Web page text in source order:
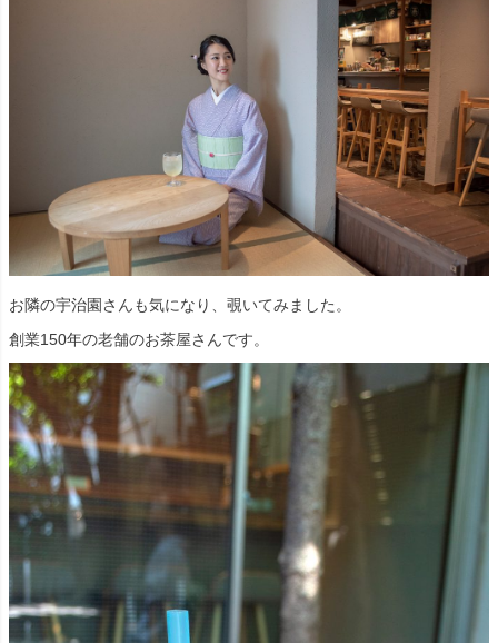
お隣の宇治園さんも気になり、覗いてみました。
創業150年の老舗のお茶屋さんです。